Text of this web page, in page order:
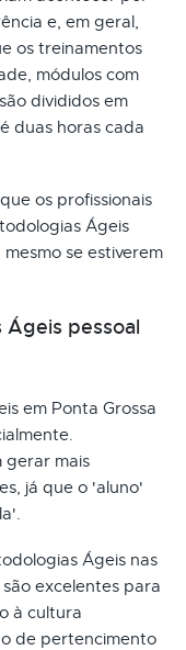
e, em geral,
os treinamentos
módulos com
divididos em
duas horas cada
os profissionais
Ágeis
se estiverem
pessoal
em Ponta Grossa
gerar mais
já que o 'aluno'
Ágeis nas
excelentes para
à cultura
de pertencimento